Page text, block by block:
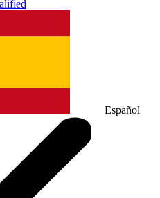
Español